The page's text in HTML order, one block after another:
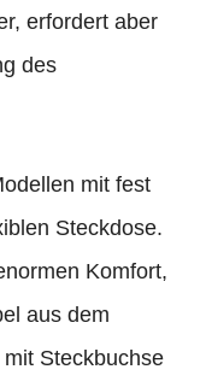
erfordert aber
des
mit fest
Steckdose.
Komfort,
aus dem
Steckbuchse